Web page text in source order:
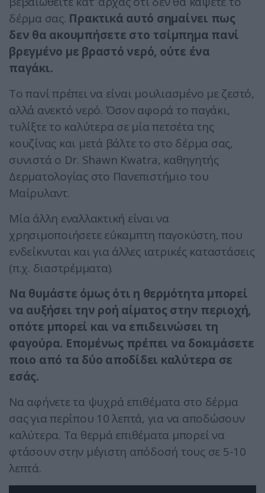
δέρμα σας. Πρακτικά αυτό σημαίνει πως
δεν θα ακουμπήσετε στο τσίμπημα πανί
βρεγμένο με βραστό νερό, ούτε ένα
παγάκι.
Το πανί πρέπει να είναι μουλιασμένο με ζεστό,
αλλά ανεκτό νερό. Όσον αφορά το παγάκι,
τυλίξτε το καλύτερα σε μία πετσέτα της
κουζίνας και μετά βάλτε το στο δέρμα σας,
συνιστά ο Dr. Shawn Kwatra, καθηγητής
Δερματολογίας στο Πανεπιστήμιο του
Μαίρυλαντ.
Μία άλλη εναλλακτική είναι να
χρησιμοποιήσετε εύκαμπτη παγοκύστη, που
ενδείκνυται και για άλλες ιατρικές καταστάσεις
(π.χ. διαστρέμματα).
Να θυμάστε όμως ότι η θερμότητα μπορεί
να αυξήσει την ροή αίματος στην περιοχή,
οπότε μπορεί και να επιδεινώσει τη
φαγούρα. Επομένως πρέπει να δοκιμάσετε
ποιο από τα δύο αποδίδει καλύτερα σε
εσάς.
Να αφήνετε τα ψυχρά επιθέματα στο δέρμα
σας για περίπου 10 λεπτά, για να αποδώσουν
καλύτερα. Τα θερμά επιθέματα μπορεί να
φτάσουν στην μέγιστη απόδοσή τους σε 5-10
λεπτά.